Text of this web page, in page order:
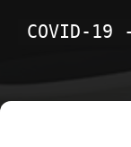
COVID-19 -